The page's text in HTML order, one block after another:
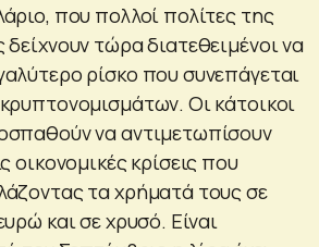
που πολλοί πολίτες της
δείχνουν τώρα διατεθειμένοι να
ρίσκο που συνεπάγεται
Οι κάτοικοι
να αντιμετωπίσουν
οικονομικές κρίσεις που
τα χρήματά τους σε
και σε χρυσό. Είναι